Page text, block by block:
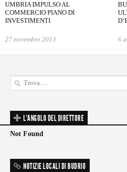
UMBRIA IMPULSO AL
COMMERCIO PIANO DI
INVESTIMENTI
27 novembre 2013 6
L'ANGOLO DEL DIRETTORE
Not Found
NOTIZIE LOCALI DI BUDRIO